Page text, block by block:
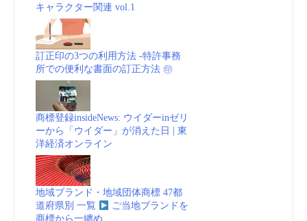
キャラクター関連 vol.1
訂正印の3つの利用方法 -特許事務
所での便利な書面の訂正方法 ㊞
商標登録insideNews: ウイダーinゼリ
ーから「ウイダー」が消えた日 | 東
洋経済オンライン
地域ブランド・地域団体商標 47都
道府県別 一覧
ご当地ブランドを
商標から一纏め